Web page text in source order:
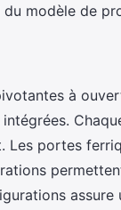
modèle de
à
Les portes
assure